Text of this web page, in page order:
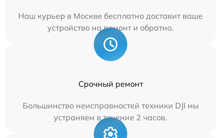
Наш курьер в Москве бесплатно доставит ваше
устройство на ремонт и обратно.
Срочный ремонт
Большинство неисправностей техники DJI мы
устраняем в течение 2 часов.